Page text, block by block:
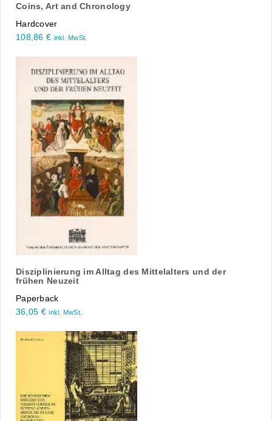
Coins, Art and Chronology
Hardcover
108,86 € inkl. MwSt.
Disziplinierung im Alltag des Mittelalters und der
frühen Neuzeit
Paperback
36,05 € inkl. MwSt.